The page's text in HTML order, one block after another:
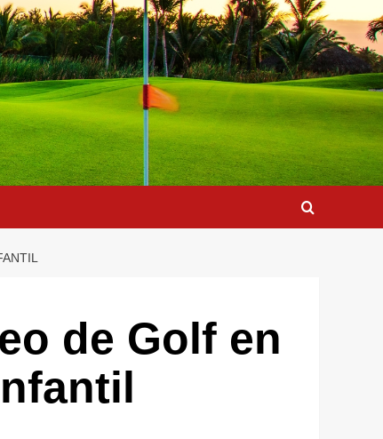
de Golf en